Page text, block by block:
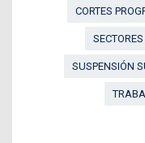
CORTES
SUSPENSIÓN